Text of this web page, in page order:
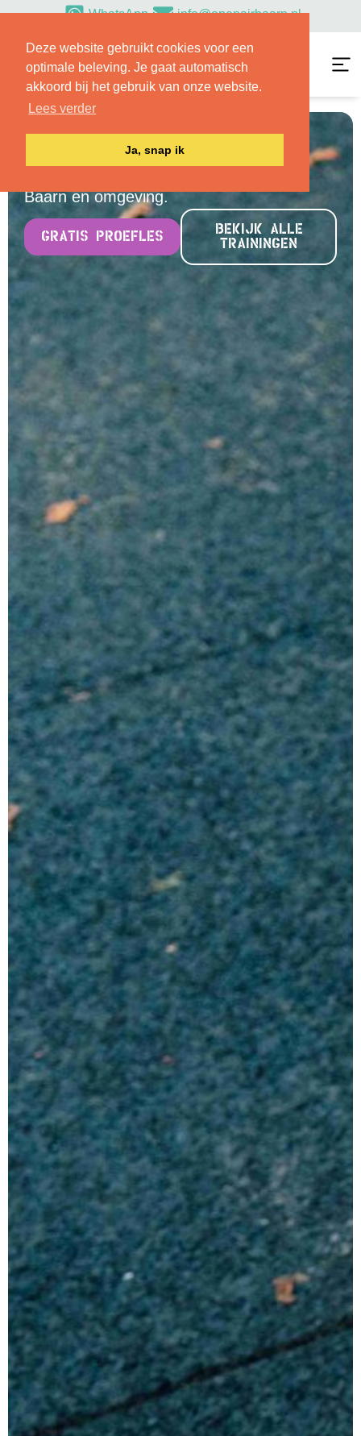
Deze website gebruikt cookies voor een
optimale beleving. Je gaat automatisch
akkoord bij het gebruik van onze website.
Lees verder
Ja, snap ik
WhatsApp info@openairbaarn.nl
Krachttraining
Baarn en omgeving.
GRATIS PROEFLES
BEKIJK ALLE
TRAININGEN